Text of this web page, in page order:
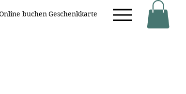
buchen Geschenkkarte